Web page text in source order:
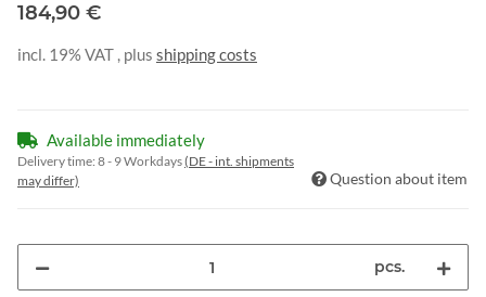
184,90 €
incl. 19% VAT , plus shipping costs
Available immediately
Delivery time: 8 - 9 Workdays(DE - int. shipments
may differ)
Question about item
pcs.